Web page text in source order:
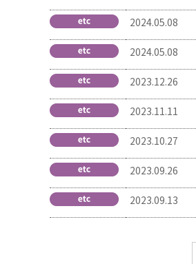
2024.05.08
2024.05.08
2023.12.26
2023.11.11
2023.10.27
2023.09.26
2023.09.13